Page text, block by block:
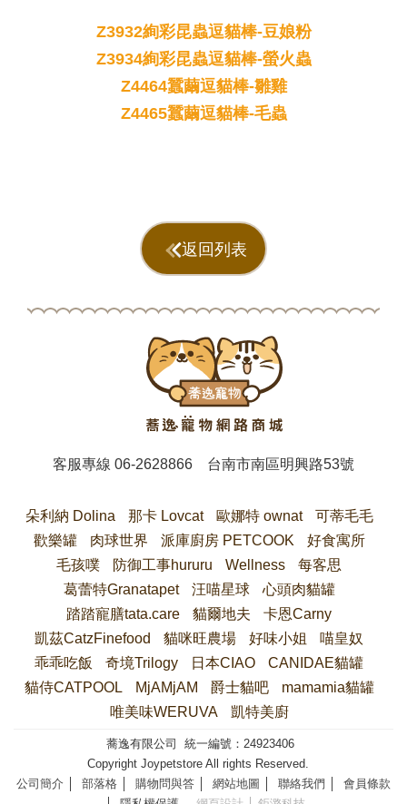
Z3932絢彩昆蟲逗貓棒-豆娘粉
Z3934絢彩昆蟲逗貓棒-螢火蟲
Z4464蠶繭逗貓棒-雛雞
Z4465蠶繭逗貓棒-毛蟲
返回列表
客服專線06-2628866 台南市南區明興路53號
朵利納 Dolina 那卡 Lovcat 歐娜特 ownat
可蒂毛毛
歡樂罐
肉球世界 派庫廚房 PETCOOK
好食寓所
毛孩噗
防御工事hururu Wellness
每客思
葛蕾特Granatapet
汪喵星球
心頭肉貓罐
踏踏寵膳tata.care
貓爾地夫
卡恩Carny
凱茲CatzFinefood
貓咪旺農場 好味小姐
喵皇奴
乖乖吃飯
奇境Trilogy 日本CIAO
CANIDAE貓罐
貓侍CATPOOL
MjAMjAM 爵士貓吧
mamamia貓罐
唯美味WERUVA
凱特美廚
蕎逸有限公司 統一編號：24923406
Copyright Joypetstore All rights Reserved.
公司簡介
部落格 購物問與答 網站地圖 聯絡我們
會員條款